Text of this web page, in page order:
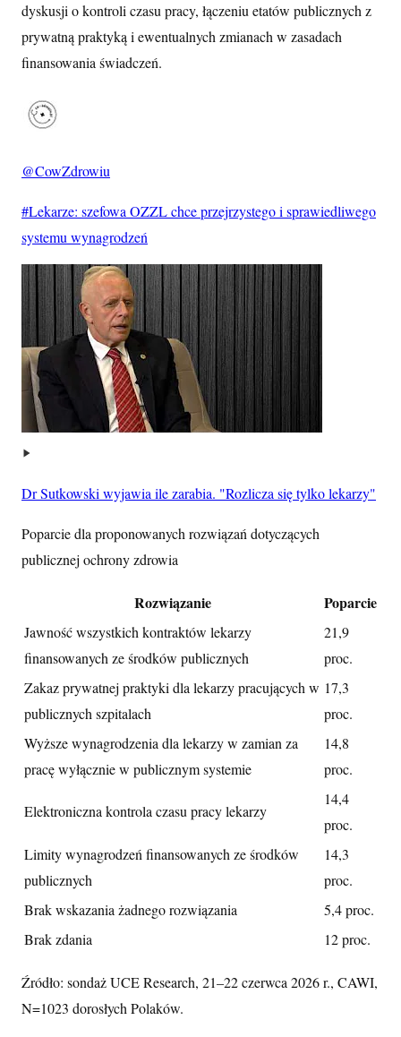
dyskusji o kontroli czasu pracy, łączeniu etatów publicznych z
prywatną praktyką i ewentualnych zmianach w zasadach
finansowania świadczeń.
@CowZdrowiu
#Lekarze: szefowa OZZL chce przejrzystego i sprawiedliwego
systemu wynagrodzeń
Dr Sutkowski wyjawia ile zarabia. "Rozlicza się tylko lekarzy"
Poparcie dla proponowanych rozwiązań dotyczących
publicznej ochrony zdrowia
Rozwiązanie Poparcie
Jawność wszystkich kontraktów lekarzy
finansowanych ze środków publicznych
21,9
proc.
Zakaz prywatnej praktyki dla lekarzy pracujących w
publicznych szpitalach
17,3
proc.
Wyższe wynagrodzenia dla lekarzy w zamian za
pracę wyłącznie w publicznym systemie
14,8
proc.
Elektroniczna kontrola czasu pracy lekarzy
14,4
proc.
Limity wynagrodzeń finansowanych ze środków
publicznych
14,3
proc.
Brak wskazania żadnego rozwiązania
5,4 proc.
Brak zdania
12 proc.
Źródło: sondaż UCE Research, 21–22 czerwca 2026 r., CAWI,
N=1023 dorosłych Polaków.